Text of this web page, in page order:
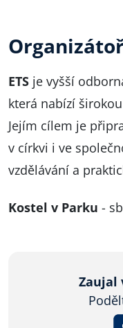
ETS je vyšší
která nabízí
Jejím cílem je
v církvi i ve
vzdělávání a
Kostel v Parku -
Zaujal